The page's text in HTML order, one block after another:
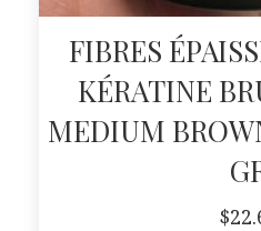
FIBRES
KÉRATINE
MEDIUM
$